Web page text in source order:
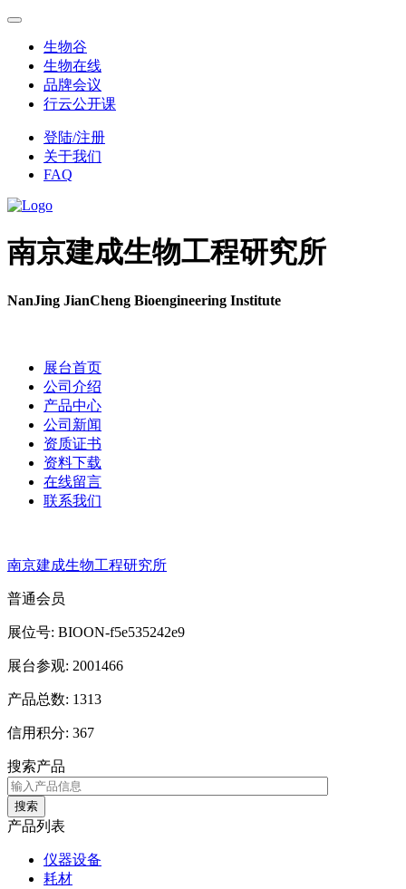
生物谷
生物在线
品牌会议
行云公开课
登陆/注册
关于我们
FAQ
南京建成生物工程研究所
NanJing JianCheng Bioengineering Institute
展台首页
公司介绍
产品中心
公司新闻
资质证书
资料下载
在线留言
联系我们
南京建成生物工程研究所
普通会员
展位号: BIOON-f5e535242e9
展台参观: 2001466
产品总数: 1313
信用积分: 367
搜索产品
搜索
产品列表
仪器设备
耗材